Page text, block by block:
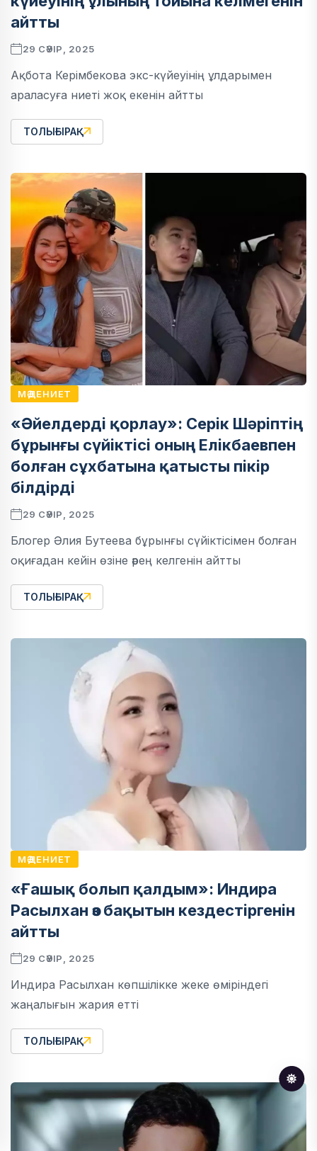
айтты
29 СӘУІР, 2025
Ақбота Керімбекова экс-күйеуінің ұлдарымен
араласуға ниеті жоқ екенін айтты
ТОЛЫҒЫРАҚ
МӘДЕНИЕТ
«Әйелдерді қорлау»: Серік Шәріптің
бұрынғы сүйіктісі оның Елікбаевпен
болған сұхбатына қатысты пікір
білдірді
29 СӘУІР, 2025
Блогер Әлия Бутеева бұрынғы сүйіктісімен болған
оқиғадан кейін өзіне әрең келгенін айтты
ТОЛЫҒЫРАҚ
МӘДЕНИЕТ
«Ғашық болып қалдым»: Индира
Расылхан өз бақытын кездестіргенін
айтты
29 СӘУІР, 2025
Индира Расылхан көпшілікке жеке өміріндегі
жаңалығын жария етті
ТОЛЫҒЫРАҚ